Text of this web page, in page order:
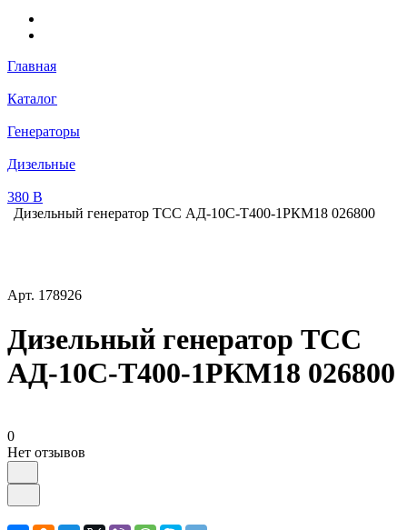
Главная
Каталог
Генераторы
Дизельные
380 В
Дизельный генератор ТСС АД-10С-Т400-1РКМ18 026800
Арт. 178926
Дизельный генератор ТСС
АД-10С-Т400-1РКМ18 026800
0
Нет отзывов